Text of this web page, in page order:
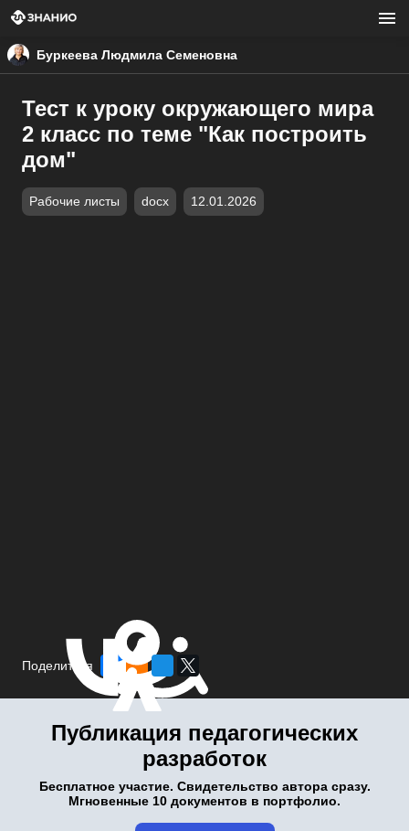
Буркеева Людмила Семеновна
Тест к уроку окружающего мира
2 класс по теме "Как построить
дом"
Рабочие листы docx 12.01.2026
Поделиться
Публикация педагогических
разработок
Бесплатное участие. Свидетельство автора сразу.
Мгновенные 10 документов в портфолио.